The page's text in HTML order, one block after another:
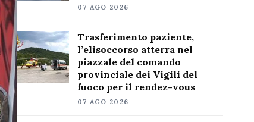
07 AGO 2026
Trasferimento paziente,
l’elisoccorso atterra nel
piazzale del comando
provinciale dei Vigili del
fuoco per il rendez-vous
07 AGO 2026